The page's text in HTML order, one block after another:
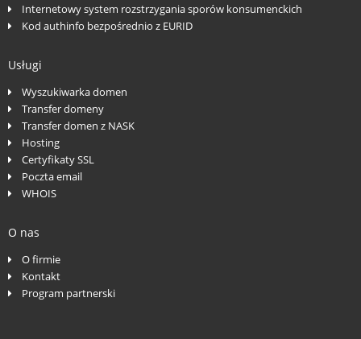
Internetowy system rozstrzygania sporów konsumenckich
Kod authinfo bezpośrednio z EURID
Usługi
Wyszukiwarka domen
Transfer domeny
Transfer domen z NASK
Hosting
Certyfikaty SSL
Poczta email
WHOIS
O nas
O firmie
Kontakt
Program partnerski